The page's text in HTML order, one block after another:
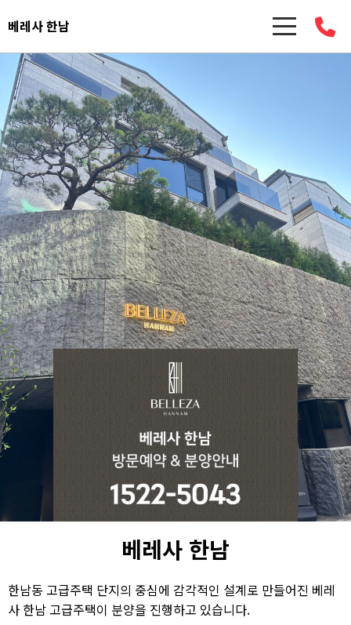
베레사 한남
베레사 한남
한남동 고급주택 단지의 중심에 감각적인 설계로 만들어진 베레
사 한남 고급주택이 분양을 진행하고 있습니다.